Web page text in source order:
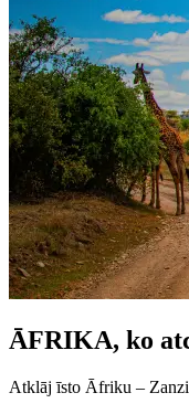
ĀFRIKA, ko
Atklāj īsto Āfriku –